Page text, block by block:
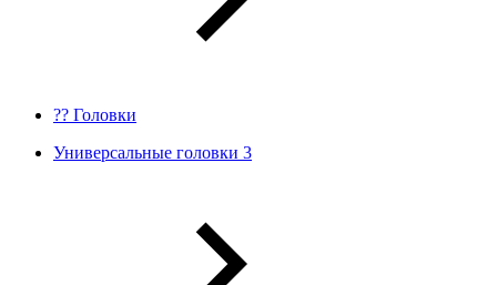
?? Головки
Универсальные головки 3